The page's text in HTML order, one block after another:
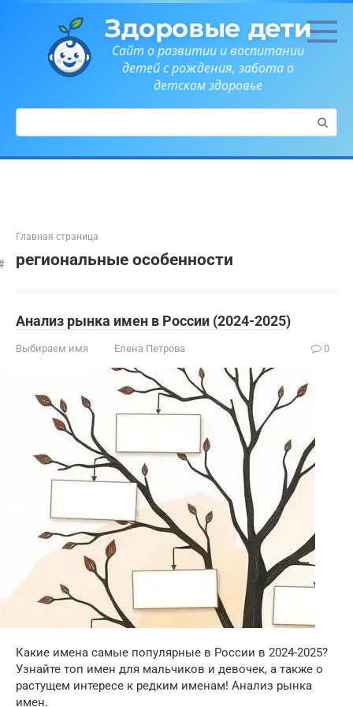
Здоровые дети
Сайт о развитии и воспитании
детей с рождения, забота о
детском здоровье
Поиск:
Главная страница
региональные особенности
Анализ рынка имен в России (2024-2025)
Выбираем имя Елена Петрова 0
Какие имена самые популярные в России в 2024-2025?
Узнайте топ имен для мальчиков и девочек, а также о
растущем интересе к редким именам! Анализ рынка
имен.